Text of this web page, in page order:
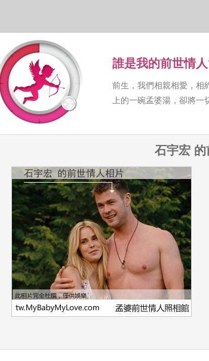
誰是我的前世情
前生，我們相親相愛，相
上的一碗孟婆湯，卻將一
石宇宏